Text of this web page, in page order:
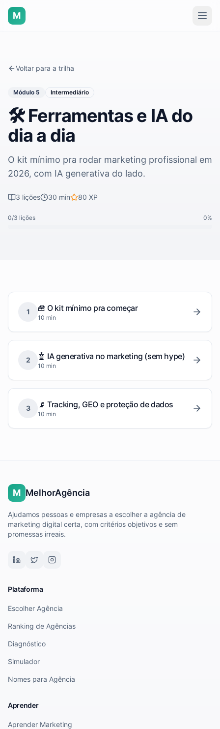
M
Voltar para a trilha
Módulo 5 Intermediário
🛠️ Ferramentas e IA do
dia a dia
O kit mínimo pra rodar marketing profissional em
2026, com IA generativa do lado.
3 lições 30 min 80 XP
0/3 lições 0%
1 🧰 O kit mínimo pra começar
10 min
2 🤖 IA generativa no marketing (sem hype)
10 min
3 📡 Tracking, GEO e proteção de dados
10 min
M MelhorAgência
Ajudamos pessoas e empresas a escolher a agência de
marketing digital certa, com critérios objetivos e sem
promessas irreais.
Plataforma
Escolher Agência
Ranking de Agências
Diagnóstico
Simulador
Nomes para Agência
Aprender
Aprender Marketing